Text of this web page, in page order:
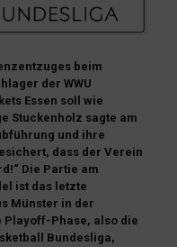
beim
der WWU
Essen soll wie
Stuckenholz sagte am
und ihre
dass der Verein
Die Partie am
ist das letzte
Münster in der
Playoff-Phase, also die
Bundesliga,